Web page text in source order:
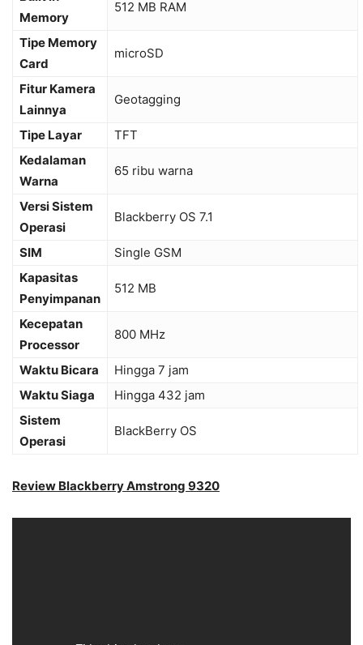
Memory
512 MB RAM
Tipe Memory
Card
microSD
Fitur Kamera
Lainnya
Geotagging
Tipe Layar
TFT
Kedalaman
Warna
65 ribu warna
Versi Sistem
Operasi
Blackberry OS 7.1
SIM
Single GSM
Kapasitas
Penyimpanan
512 MB
Kecepatan
Processor
800 MHz
Waktu Bicara
Hingga 7 jam
Waktu Siaga
Hingga 432 jam
Sistem
Operasi
BlackBerry OS
Review Blackberry Amstrong 9320